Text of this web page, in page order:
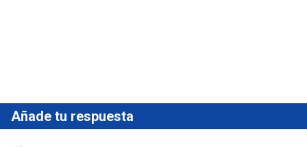
Añade tu respuesta